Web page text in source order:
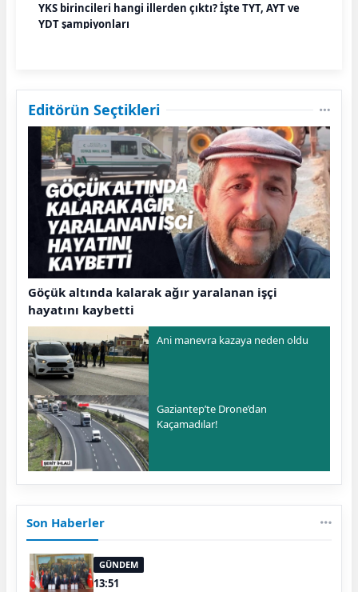
YKS birincileri hangi illerden çıktı? İşte TYT, AYT ve
YDT şampiyonları
Editörün Seçtikleri
Göçük altında kalarak ağır yaralanan işçi
hayatını kaybetti
Ani manevra kazaya neden oldu
Gaziantep’te Drone’dan
Kaçamadılar!
Son Haberler
GÜNDEM
13:51